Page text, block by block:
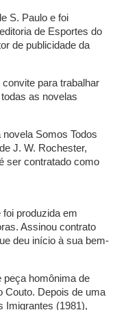
S. Paulo e foi
de Esportes do
de publicidade da
para trabalhar
as novelas
Somos Todos
J. W. Rochester,
ser contratado como
produzida em
Assinou contrato
deu início à sua bem-
peça homônima de
Couto. Depois de uma
Imigrantes (1981),